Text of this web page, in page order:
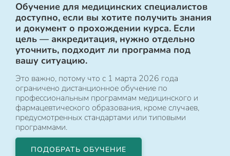
Обучение для медицинских специалистов
доступно, если вы хотите получить знания
и документ о прохождении курса. Если
цель — аккредитация, нужно отдельно
уточнить, подходит ли программа под
вашу ситуацию.
Это важно, потому что с 1 марта 2026 года
ограничено дистанционное обучение по
профессиональным программам медицинского и
фармацевтического образования, кроме случаев,
предусмотренных стандартами или типовыми
программами.
ПОДОБРАТЬ ОБУЧЕНИЕ